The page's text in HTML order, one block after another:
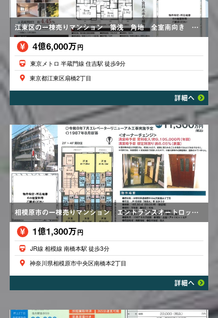
江東区の一棟売りマンション 築浅 角地 全室南向き オートロック エアコン バス・トイレ別
4億6,000万円
東京メトロ 半蔵門線 住吉駅 徒歩9分
東京都江東区扇橋2丁目
詳細へ
相模原市の一棟売りマンション エントランスオートロック 満室想定利回り８．０５％ エレベーター１基
1億1,300万円
JR線 相模線 南橋本駅 徒歩3分
神奈川県相模原市中央区南橋本2丁目
詳細へ